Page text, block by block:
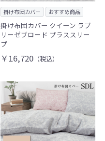
掛け布団カバー おすすめ商品
掛け布団カバー クイーン ラブ
リーゼブロード プラススリー
プ
￥16,720 （税込）